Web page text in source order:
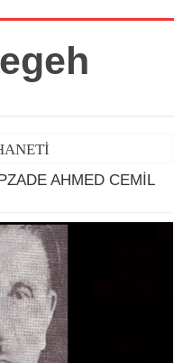
AHMED CEMİL